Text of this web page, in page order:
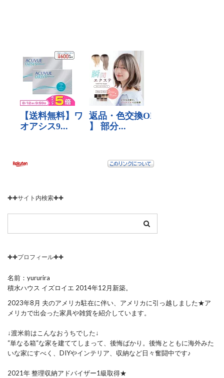
✚✚サイト内検索✚✚
✚✚プロフィール✚✚
名前：yururira
積水ハウス イズロイエ 2014年12月新築。
2023年8月 夫のアメリカ駐在に伴い、アメリカに引っ越しました★ア
メリカで出会った家具や雑貨を紹介しています。
↓渡米前はこんなおうちでした↓
“単なる箱“な家を建ててしまって、後悔ばかり。後悔とともに海外みた
いな家にすべく、DIYやインテリア、収納など日々奮闘中です♪
2021年 整理収納アドバイザー1級取得★